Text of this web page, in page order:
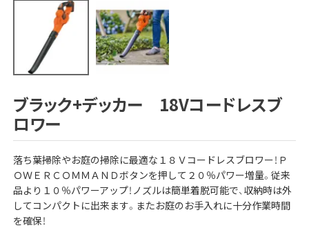
ブラック+デッカー 18Vコードレスブ
ロワー
落ち葉掃除やお庭の掃除に最適な１８Ｖコードレスブロワー！Ｐ
ＯＷＥＲＣＯＭＭＡＮＤボタンを押して２０％パワー増量。従来
品より１０％パワーアップ！ノズルは簡単着脱可能で、収納時は外
してコンパクトに出来ます。またお庭のお手入れに十分作業時間
を確保！